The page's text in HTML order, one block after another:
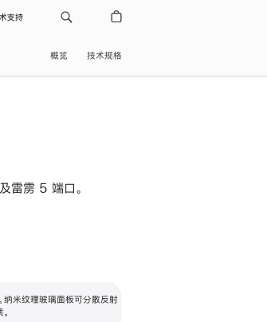
支持
概览 技术规格
雷雳 5 端口。
纳米纹理玻璃面板可分散反射